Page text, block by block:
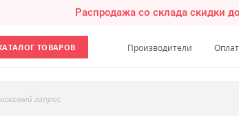
Распродажа со склада скидки
ТОВАРОВ Производители
запрос